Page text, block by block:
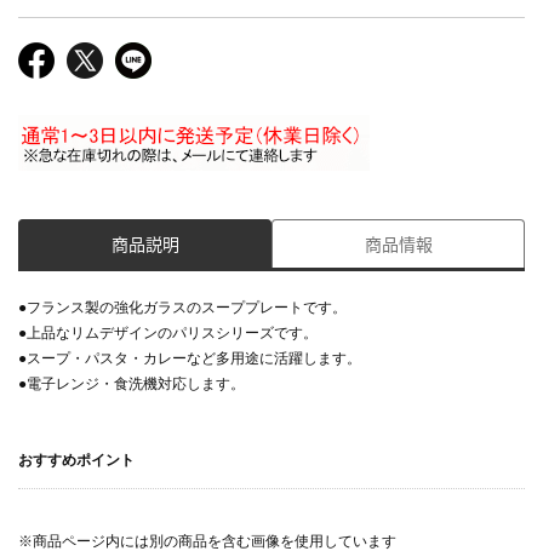
商品説明 商品情報
●フランス製の強化ガラスのスーププレートです。
●上品なリムデザインのパリスシリーズです。
●スープ・パスタ・カレーなど多用途に活躍します。
●電子レンジ・食洗機対応します。
おすすめポイント
※商品ページ内には別の商品を含む画像を使用しています